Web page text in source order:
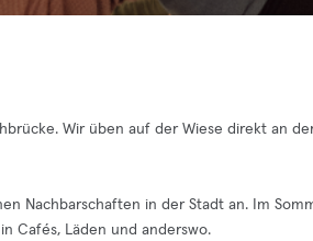
Wir üben auf der Wiese direkt an der
Nachbarschaften in der Stadt an. Im
Cafés, Läden und anderswo.